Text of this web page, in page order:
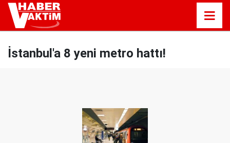
İstanbul'a 8 yeni metro hattı!